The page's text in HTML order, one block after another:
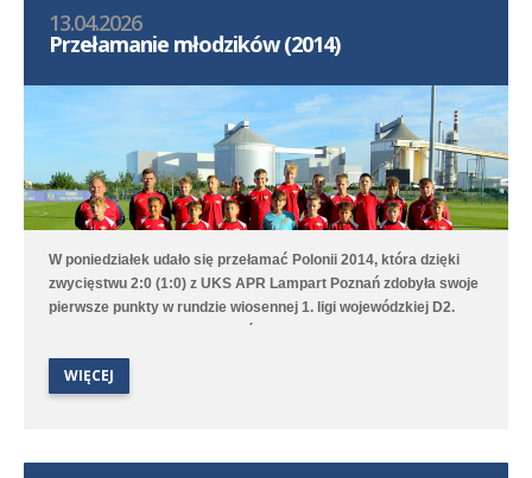
13.04.2026
Przełamanie młodzików (2014)
W poniedziałek udało się przełamać Polonii 2014, która dzięki
zwycięstwu 2:0 (1:0) z UKS APR Lampart Poznań zdobyła swoje
pierwsze punkty w rundzie wiosennej 1. ligi wojewódzkiej D2.
Bramki na wagę trzech punktów strzelili Witold Artomski i Karol
Lechem Poznań/Dominowo-Krzykosy.
WIĘCEJ